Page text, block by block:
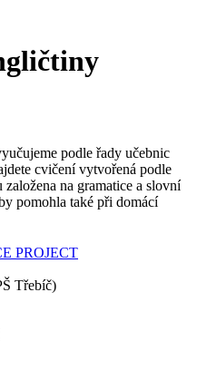
podle řady učebnic
cvičení vytvořená podle
na gramatice a slovní
pomohla také při domácí
PROJECT
Třebíč)